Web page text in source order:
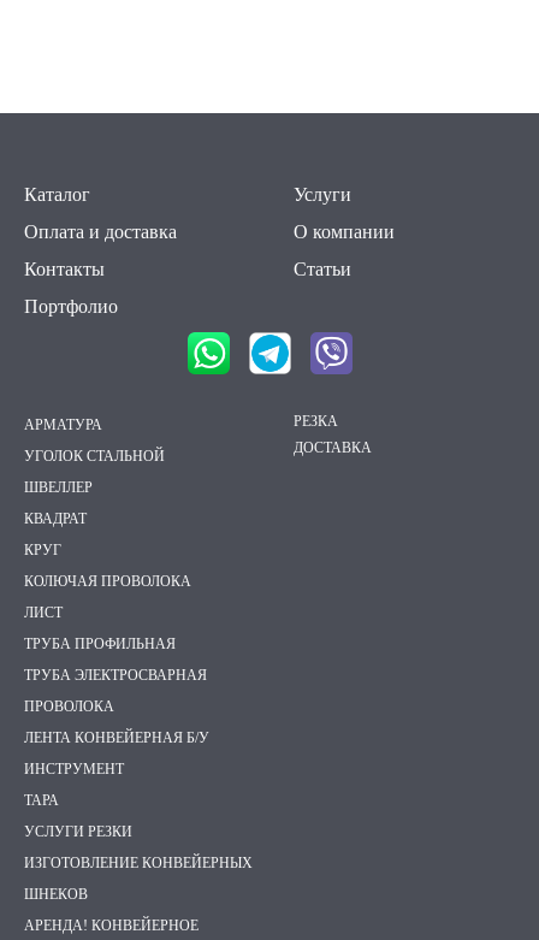
Каталог
О компании
Портфолио
АРМАТУРА
УГОЛОК СТАЛЬНОЙ
ШВЕЛЛЕР
КВАДРАТ
КРУГ
КОЛЮЧАЯ ПРОВОЛОКА
ЛИСТ
ТРУБА ПРОФИЛЬНАЯ
ТРУБА ЭЛЕКТРОСВАРНАЯ
ПРОВОЛОКА
ЛЕНТА КОНВЕЙЕРНАЯ Б/У
ИНСТРУМЕНТ
ТАРА